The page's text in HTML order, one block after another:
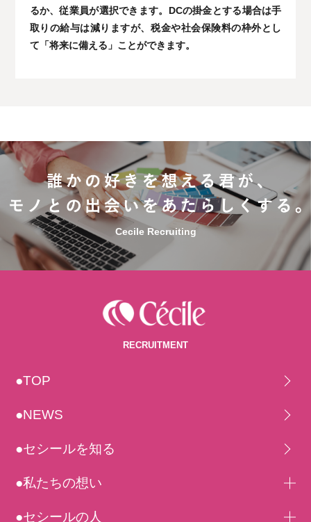
るか、従業員が選択できます。DCの掛金とする場合は手
取りの給与は減りますが、税金や社会保険料の枠外とし
て「将来に備える」ことができます。
Cecile Recruiting
RECRUITMENT
●TOP
●NEWS
●セシールを知る
●私たちの想い
●セシールの人